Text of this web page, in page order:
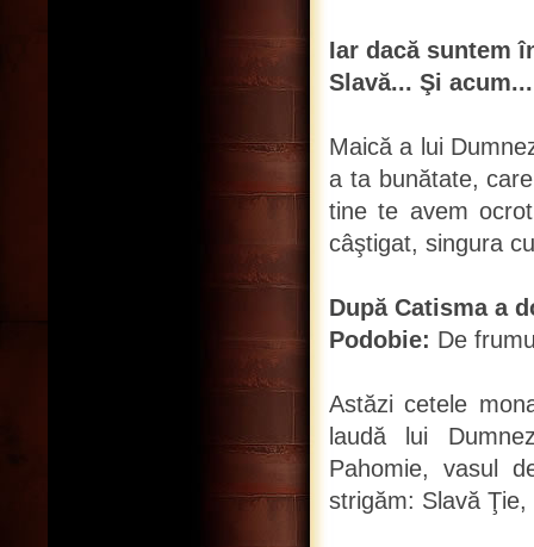
Iar dacă suntem
Slavă... Şi
Maică a lui
a ta bunătate,
tine te avem
câştigat, singura
După Catisma a
Podobie: De
Astăzi cetele
laudă lui
Pahomie, vasul
strigăm: Slavă